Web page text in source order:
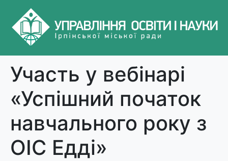
Участь у вебінарі
«Успішний початок
навчального року з
ОІС Едді»